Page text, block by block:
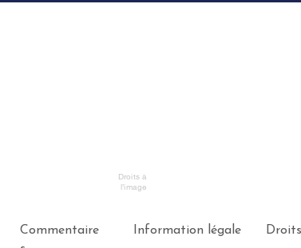
Droits à
l’image
Commentaire
Information légale